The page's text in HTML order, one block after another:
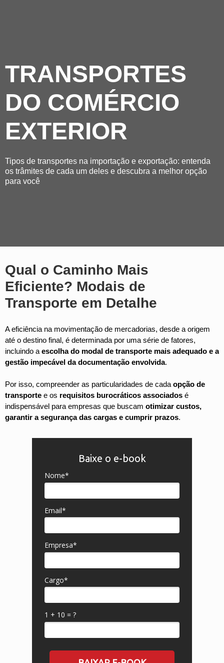
TRANSPORTES
DO COMÉRCIO
EXTERIOR
Tipos de transportes na importação e exportação: entenda
os trâmites de cada um deles e descubra a melhor opção
para você
Qual o Caminho Mais
Eficiente? Modais de
Transporte em Detalhe
A eficiência na movimentação de mercadorias, desde a origem
até o destino final, é determinada por uma série de fatores,
incluindo a escolha do modal de transporte mais adequado e a
gestão impecável da documentação envolvida.
Por isso, compreender as particularidades de cada opção de
transporte e os requisitos burocráticos associados é
indispensável para empresas que buscam otimizar custos,
garantir a segurança das cargas e cumprir prazos.
Baixe o e-book
Nome*
Email*
Empresa*
Cargo*
1 + 10 = ?